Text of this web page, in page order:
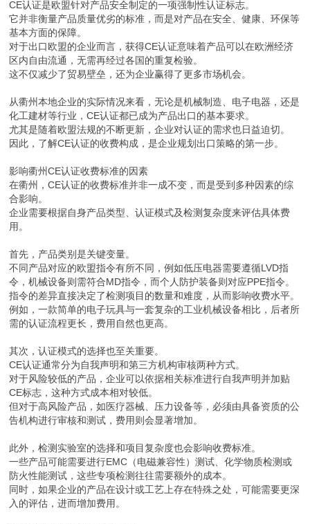
CE认证是欧盟针对产品安全制定的一项强制性认证标志。
它并非衡量产品质量优劣的标准，而是对产品在安全、健康、环保等
基本方面的保障。
对于出口欧盟的企业而言，获得CE认证意味着产品可以在欧洲经济
区内自由流通，无需再经过各国的重复检验。
这不仅减少了贸易壁垒，还为企业赢得了更多市场机会。
从衢州本地企业的实际情况来看，无论是机械制造、电子电器，还是
化工建材等行业，CE认证都已成为产品出口的基本要求。
尤其是随着欧盟法规的不断更新，企业对认证的需求也日益迫切。
因此，了解CE认证的收费构成，是企业规划出口策略的第一步。
影响衢州CE认证收费标准的因素
在衢州，CE认证的收费标准并非一成不变，而是受到多种因素的综
合影响。
企业需要根据自身产品类型、认证模式及检测复杂度来评估具体费
用。
首先，产品类别是关键变量。
不同产品对应的欧盟指令有所不同，例如低压电器需要遵循LVD指
令，机械设备则需符合MD指令，而个人防护装备则对应PPE指令。
指令的差异直接决定了检测项目的数量和难度，从而影响收费水平。
例如，一款简单的电子玩具与一套复杂的工业机械设备相比，后者所
需的认证流程更长，费用自然也更高。
其次，认证模式的选择也至关重要。
CE认证通常分为自我声明和第三方机构审核两种方式。
对于风险较低的产品，企业可以依据相关标准进行自我声明并加贴
CE标志，这种方式成本相对较低。
但对于高风险产品，如医疗器械、压力设备等，必须由具备资质的公
告机构进行审核和测试，费用则会显著增加。
此外，检测实验室的选择和项目复杂度也会影响收费标准。
一些产品可能需要进行EMC（电磁兼容性）测试、化学物质检测或
防火性能测试，这些专项检测往往需要额外的成本。
同时，如果企业的产品在设计或工艺上存在特殊之处，可能需要更深
入的评估，进而增加费用。